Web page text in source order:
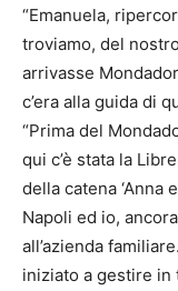
“Emanuela,
troviamo, del
arrivasse
c’era alla guida di
“Prima del
qui c’è stata la
della catena ‘Anna
Napoli ed io,
all’azienda
iniziato a gestire